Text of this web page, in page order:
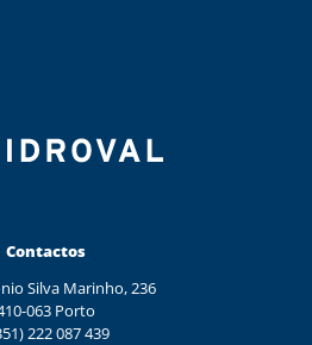
Contactos
Silva Marinho, 236
063 Porto
222 087 439